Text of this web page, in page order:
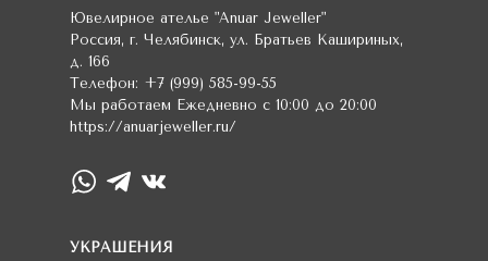
УКРАШЕНИЯ
Ювелирное ателье "Anuar Jeweller"
Россия, г. Челябинск, ул. Братьев Кашириных,
д. 166
Телефон: +7 (999) 585-99-55
Мы работаем Ежедневно с 10:00 до 20:00
https://anuarjeweller.ru/